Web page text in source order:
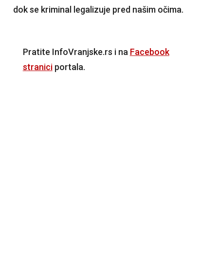
dok se kriminal legalizuje pred našim očima.
Pratite InfoVranjske.rs i na Facebook
straniciportala.